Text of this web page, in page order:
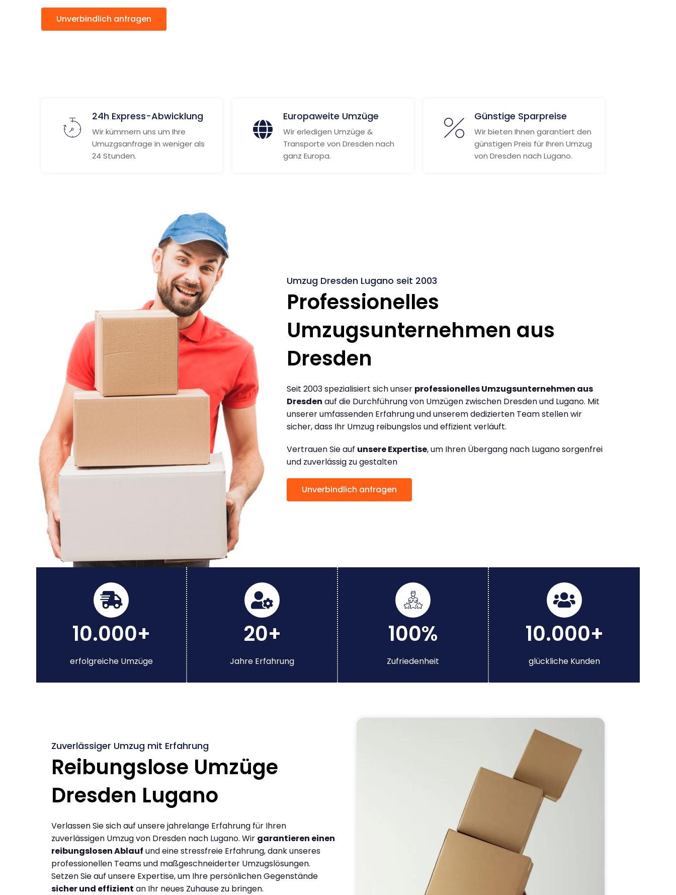
Unverbindlich anfragen
24h Express-Abwicklung
Wir kümmern uns um Ihre
Umuzgsanfrage in weniger als
24 Stunden.
Europaweite Umzüge
Wir erledigen Umzüge &
Transporte von Dresden nach
ganz Europa.
Günstige Sparpreise
Wir bieten Ihnen garantiert den
günstigen Preis für Ihren Umzug
von Dresden nach Lugano.
Umzug Dresden Lugano seit 2003
Professionelles
Umzugsunternehmen aus
Dresden
Seit 2003 spezialisiert sich unser professionelles Umzugsunternehmen aus
Dresden auf die Durchführung von Umzügen zwischen Dresden und Lugano. Mit
unserer umfassenden Erfahrung und unserem dedizierten Team stellen wir
sicher, dass Ihr Umzug reibungslos und effizient verläuft.
Vertrauen Sie auf unsere Expertise, um Ihren Übergang nach Lugano sorgenfrei
und zuverlässig zu gestalten
Unverbindlich anfragen
10.000+
erfolgreiche Umzüge
20+
Jahre Erfahrung
100%
Zufriedenheit
10.000+
glückliche Kunden
Zuverlässiger Umzug mit Erfahrung
Reibungslose Umzüge
Dresden Lugano
Verlassen Sie sich auf unsere jahrelange Erfahrung für Ihren
zuverlässigen Umzug von Dresden nach Lugano. Wir garantieren einen
reibungslosen Ablauf und eine stressfreie Erfahrung, dank unseres
professionellen Teams und maßgeschneiderter Umzugslösungen.
Setzen Sie auf unsere Expertise, um Ihre persönlichen Gegenstände
sicher und effizient an Ihr neues Zuhause zu bringen.